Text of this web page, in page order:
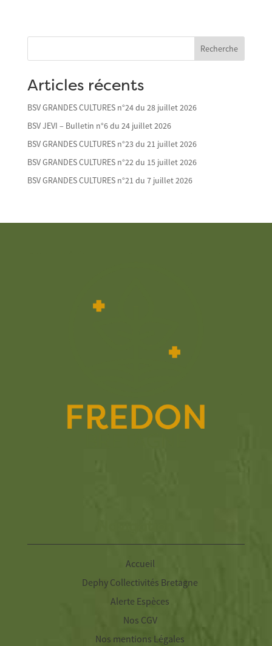
Recherche
Articles récents
BSV GRANDES CULTURES n°24 du 28 juillet 2026
BSV JEVI – Bulletin n°6 du 24 juillet 2026
BSV GRANDES CULTURES n°23 du 21 juillet 2026
BSV GRANDES CULTURES n°22 du 15 juillet 2026
BSV GRANDES CULTURES n°21 du 7 juillet 2026
Accueil
Dephy Collectivités Bretagne
Alerte Espèces
Nos CGV
Nos mentions Légales